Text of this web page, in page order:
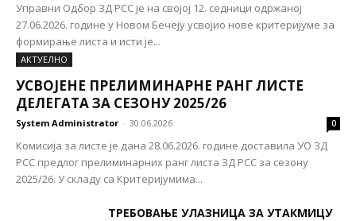
Управни Одбор ЗД РСС је на својој 12. седници одржаној
27.06.2026. године у Новом Бечеју усвојио нове критеријуме за
формирање листа и исти је...
AКТУЕЛНО
УСВОЈЕНЕ ПРЕЛИМИНАРНЕ РАНГ ЛИСТЕ
ДЕЛЕГАТА ЗА СЕЗОНУ 2025/26
System Administrator - 30.06.2026 0
Комисија за листе је дана 28.06.2026. године доставила УО ЗД
РСС предлог прелиминарних ранг листа ЗД РСС за сезону
2025/26. У складу са Критеријумима...
ТРЕБОВАЊЕ УЛАЗНИЦА ЗА УТАКМИЦУ